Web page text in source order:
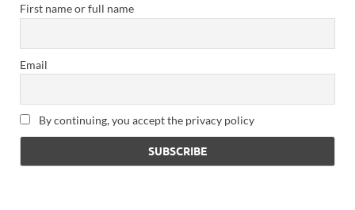
First name or full name
Email
By continuing, you accept the privacy policy